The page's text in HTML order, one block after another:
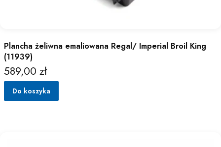
Plancha żeliwna emaliowana Regal/ Imperial Broil King
(11939)
Cena
589,00 zł
Do koszyka